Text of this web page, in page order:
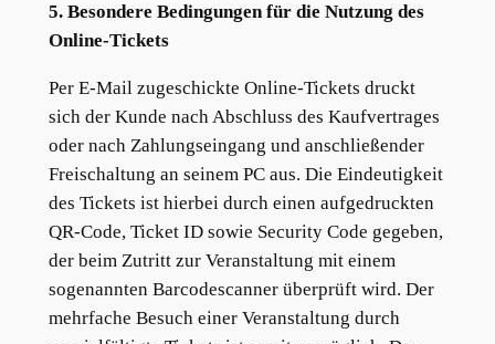
5. Besondere Bedingungen für die Nutzung des
Online-Tickets
Per E-Mail zugeschickte Online-Tickets druckt
sich der Kunde nach Abschluss des Kaufvertrages
oder nach Zahlungseingang und anschließender
Freischaltung an seinem PC aus. Die Eindeutigkeit
des Tickets ist hierbei durch einen aufgedruckten
QR-Code, Ticket ID sowie Security Code gegeben,
der beim Zutritt zur Veranstaltung mit einem
sogenannten Barcodescanner überprüft wird. Der
mehrfache Besuch einer Veranstaltung durch